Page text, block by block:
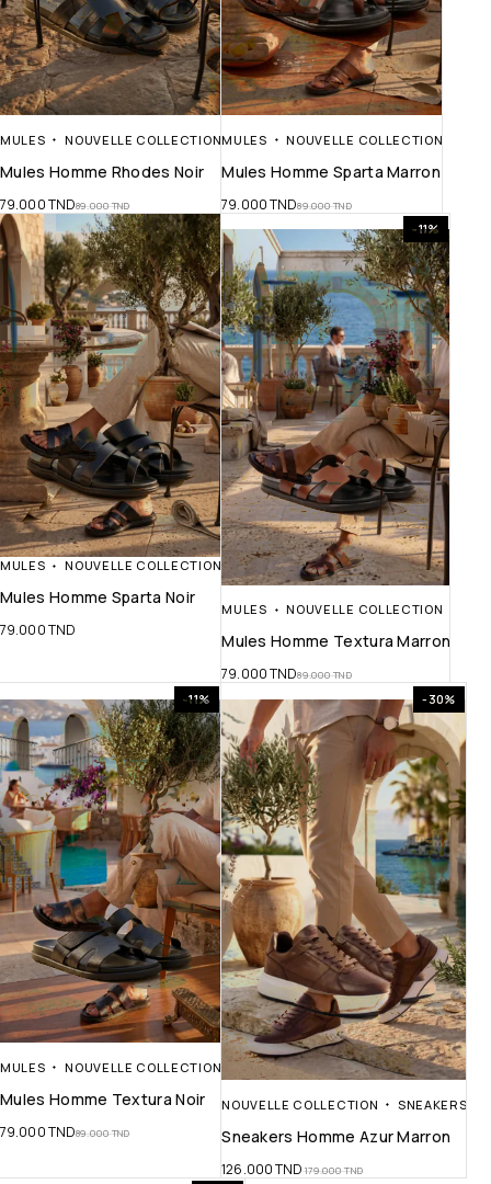
MULES NOUVELLE COLLECTION
Mules Homme Rhodes Noir
89.000TND
79.000TND
MULES NOUVELLE COLLECTION
Mules Homme Sparta Marron
89.000TND
79.000TND
MULES NOUVELLE COLLECTION
Mules Homme Sparta Noir
79.000TND
-11%
MULES NOUVELLE COLLECTION
Mules Homme Textura Marron
89.000TND
79.000TND
-11%
MULES NOUVELLE COLLECTION
Mules Homme Textura Noir
89.000TND
79.000TND
-30%
NOUVELLE COLLECTION SNEAKERS
Sneakers Homme Azur Marron
179.000TND
126.000TND